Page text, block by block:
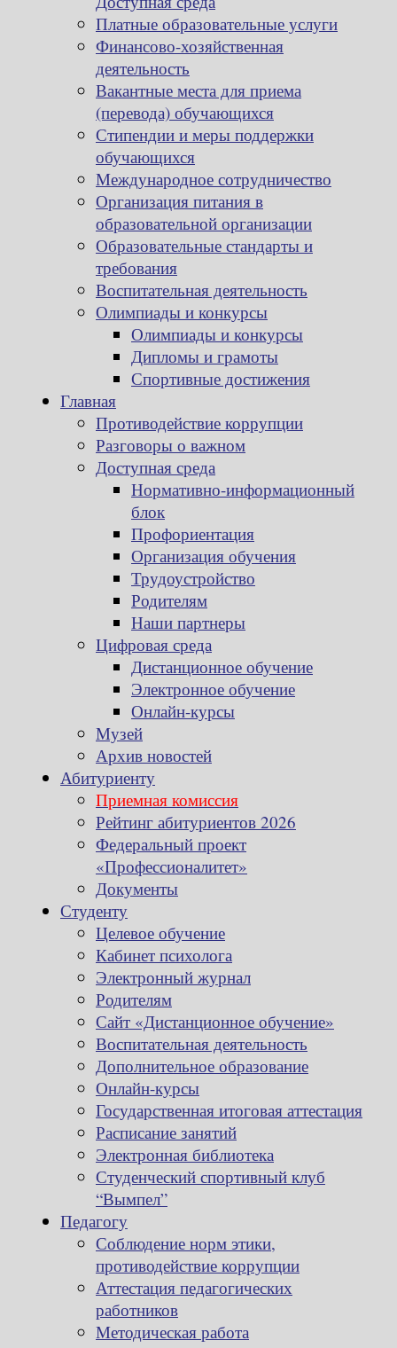
Платные образовательные услуги
Финансово-хозяйственная
деятельность
Вакантные места для приема
(перевода) обучающихся
Стипендии и меры поддержки
обучающихся
Международное сотрудничество
Организация питания в
образовательной организации
Образовательные стандарты и
требования
Воспитательная деятельность
Олимпиады и конкурсы
Олимпиады и конкурсы
Дипломы и грамоты
Спортивные достижения
Главная
Противодействие коррупции
Разговоры о важном
Доступная среда
Нормативно-информационный
блок
Профориентация
Организация обучения
Трудоустройство
Родителям
Наши партнеры
Цифровая среда
Дистанционное обучение
Электронное обучение
Онлайн-курсы
Музей
Архив новостей
Абитуриенту
Приемная комиссия
Рейтинг абитуриентов 2026
Федеральный проект
«Профессионалитет»
Документы
Студенту
Целевое обучение
Кабинет психолога
Электронный журнал
Родителям
Сайт «Дистанционное обучение»
Воспитательная деятельность
Дополнительное образование
Онлайн-курсы
Государственная итоговая аттестация
Расписание занятий
Электронная библиотека
Студенческий спортивный клуб
“Вымпел”
Педагогу
Соблюдение норм этики,
противодействие коррупции
Аттестация педагогических
работников
Методическая работа